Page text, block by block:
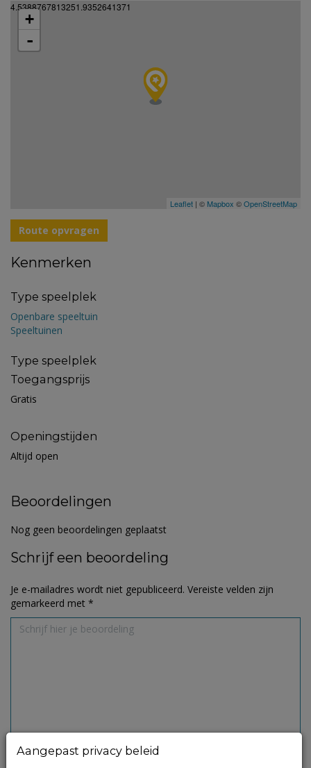
4.5388767813251.9352641371
+
-
Leaflet | © Mapbox ©OpenStreetMap
Route opvragen
Kenmerken
Type speelplek
Openbare speeltuin
Speeltuinen
Type speelplek
Toegangsprijs
Gratis
Openingstijden
Altijd open
Beoordelingen
Nog geen beoordelingen geplaatst
Schrijf een beoordeling
Je e-mailadres wordt niet gepubliceerd. Vereiste velden zijn
gemarkeerd met *
Aangepast privacy beleid